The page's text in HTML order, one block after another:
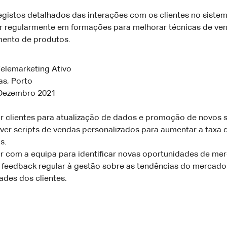
detalhados das interações com os clientes no
regularmente em formações para melhorar técnicas de
de produtos.
Ativo
Porto
2021
clientes para atualização de dados e promoção de novos
scripts de vendas personalizados para aumentar a taxa
com a equipa para identificar novas oportunidades de
regular à gestão sobre as tendências do
dos clientes.